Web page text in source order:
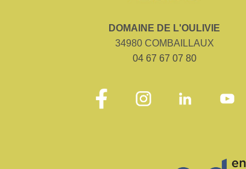
DOMAINE DE L'OULIVIE
34980 COMBAILLAUX
04 67 67 07 80